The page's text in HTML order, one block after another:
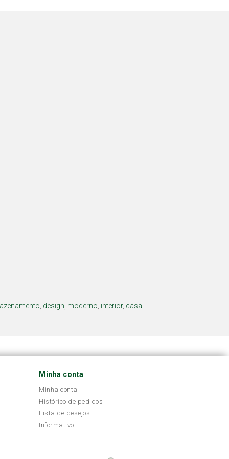
design moderno interior, casa
Minha conta
Minha conta
Histórico de pedidos
Lista de desejos
Informativo